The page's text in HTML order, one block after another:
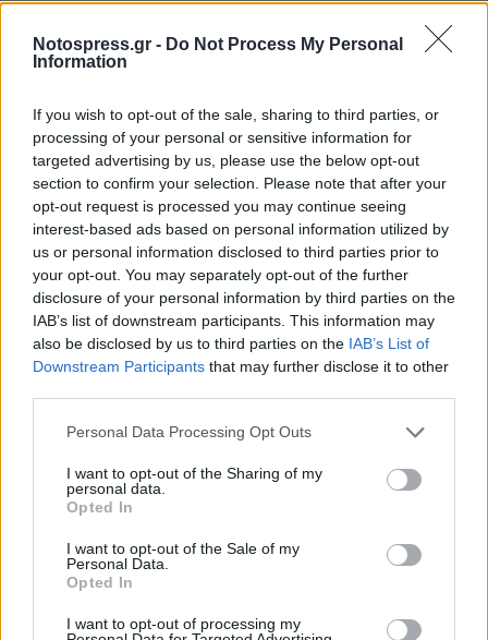
Notospress.gr - Do Not Process My Personal
Information
If you wish to opt-out of the sale, sharing to third parties, or
processing of your personal or sensitive information for
targeted advertising by us, please use the below opt-out
section to confirm your selection. Please note that after your
opt-out request is processed you may continue seeing
interest-based ads based on personal information utilized by
us or personal information disclosed to third parties prior to
your opt-out. You may separately opt-out of the further
disclosure of your personal information by third parties on the
IAB’s list of downstream participants. This information may
also be disclosed by us to third parties on the IAB’s List of
Downstream Participants that may further disclose it to other
Personal Data Processing Opt Outs
I want to opt-out of the Sharing of my
personal data.
Opted In
I want to opt-out of the Sale of my
Personal Data.
Opted In
I want to opt-out of processing my
ψυχρότερο καιρό και την αυξημένη
δραστηριότητα σε εσωτερικούς χώρους,
συνθήκες που συνήθως ευνοούν την εξάπλωση
των αναπνευστικών ιών. Οι υγειονομικοί
αξιωματούχοι τονίζουν ότι αυτή η έξαρση
συνάδει με τις εποχικές τάσεις.
Ο Παγκόσμιος Οργανισμός Υγείας (ΠΟΥ) δεν έχει
επισημάνει την κατάσταση ως παγκόσμια
κατάσταση έκτακτης ανάγκης για την υγεία, αλλά
η αύξηση των κρουσμάτων ώθησε τις αρχές να
ενισχύσουν τα συστήματα παρακολούθησης.
Μπορεί ο ιός HMPV να εξαπλωθεί σε
άλλες χώρες;
του ιού HMPV.